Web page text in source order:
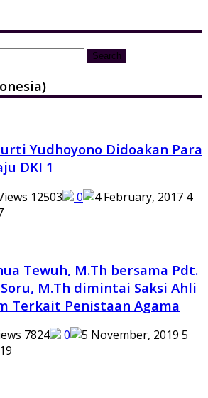
Yudhoyono Didoakan Para
DKI 1
12503 0
4
Tewuh, M.Th bersama Pdt.
M.Th dimintai Saksi Ahli
Terkait Penistaan Agama
7824 0
5